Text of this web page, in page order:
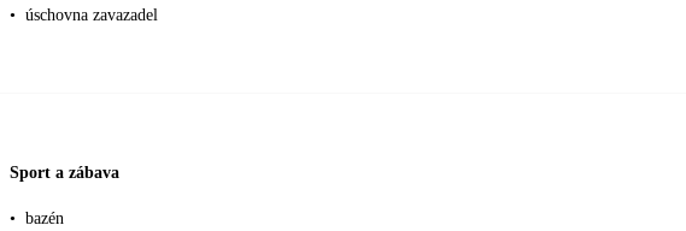
• úschovna zavazadel
Sport a zábava
• bazén